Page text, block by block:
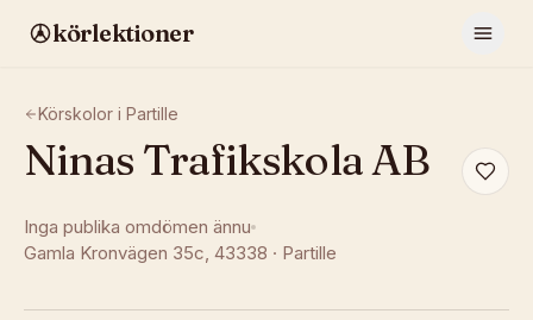
körlektioner
Körskolor i Partille
Ninas Trafikskola AB
Inga publika omdömen ännu
Gamla Kronvägen 35c, 43338 · Partille